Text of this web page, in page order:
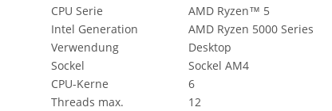
CPU Serie
AMD Ryzen™ 5
Intel Generation
AMD Ryzen 5000 Series
Verwendung
Desktop
Sockel
Sockel AM4
CPU-Kerne
6
Threads max.
12